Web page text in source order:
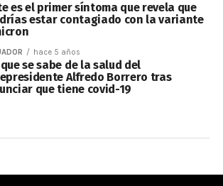
es el primer síntoma que revela que
estar contagiado con la variante
hace 5 años
se sabe de la salud del
Alfredo Borrero tras
que tiene covid-19